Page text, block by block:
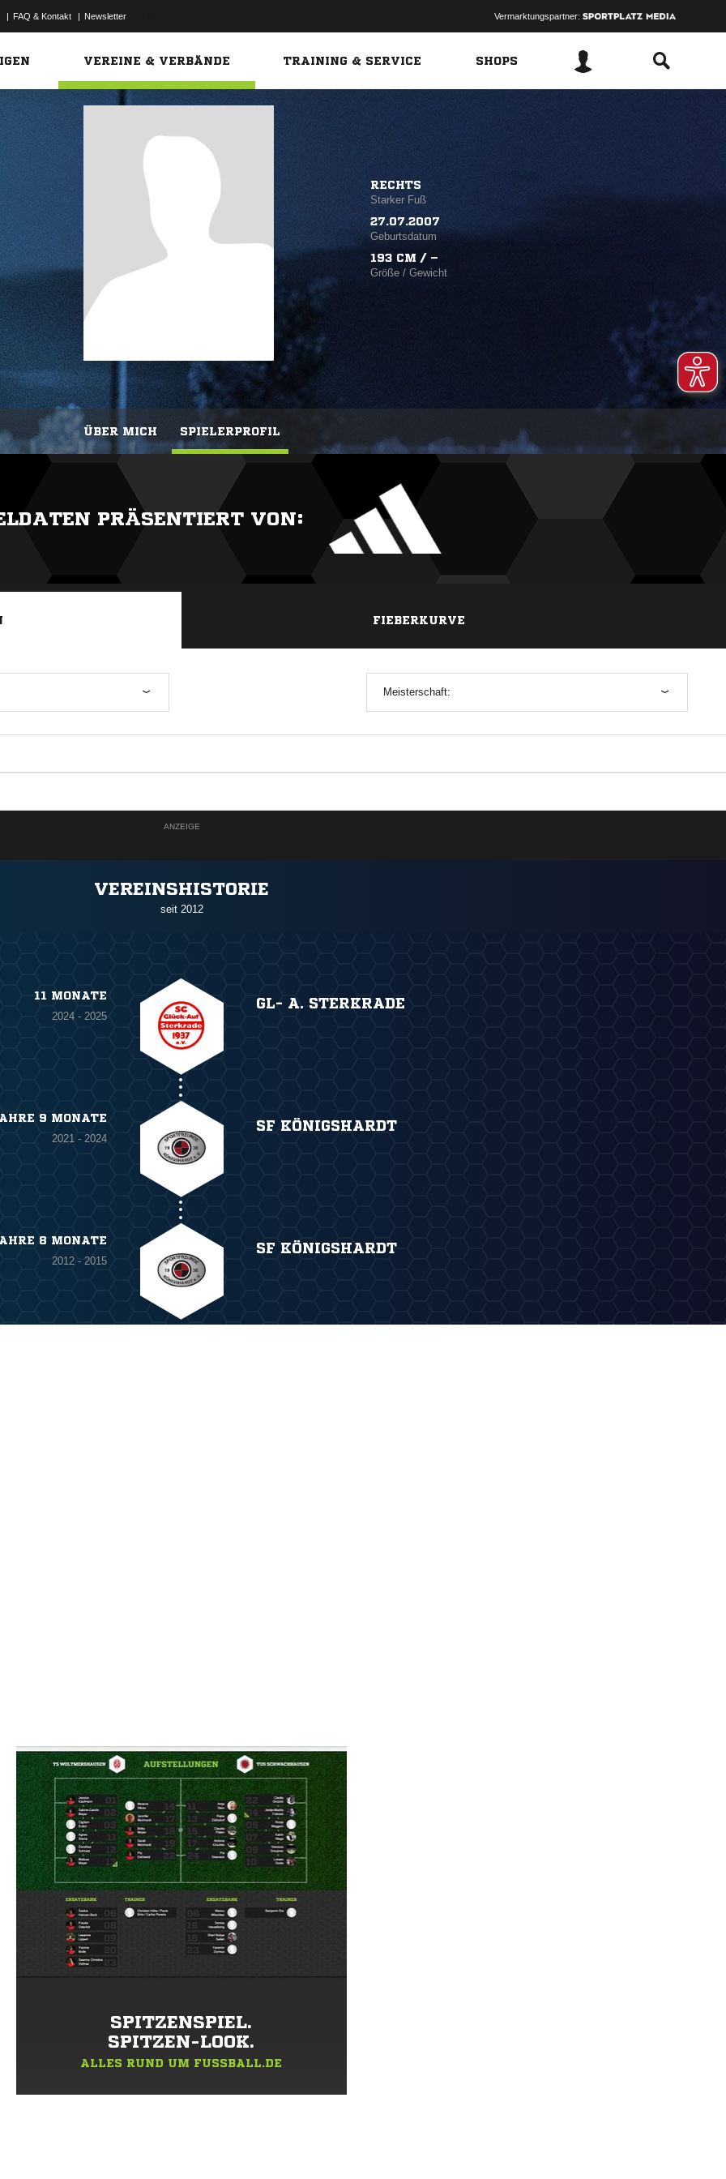
| FAQ & Kontakt | Newsletter Vermarktungspartner:
VEREINE & VERBÄNDE TRAINING & SERVICE SHOPS
ÜBER MICH SPIELERPROFIL
RECHTS
Starker Fuß
27.07.2007
Geburtsdatum
193 CM / –
Größe / Gewicht
PRÄSENTIERT VON:
FIEBERKURVE
Meisterschaft:
ANZEIGE
VEREINSHISTORIE
seit 2012
11 MONATE
2024 - 2025
GL- A. STERKRADE
9 MONATE
2021 - 2024
SF KÖNIGSHARDT
8 MONATE
2012 - 2015
SF KÖNIGSHARDT
SPITZENSPIEL.
SPITZEN-LOOK.
ALLES RUND UM FUSSBALL.DE